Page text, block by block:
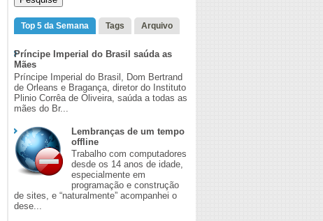
Top 5 da Semana Tags Arquivo
Príncipe Imperial do Brasil saúda as
Mães
Príncipe Imperial do Brasil, Dom Bertrand
de Orleans e Bragança, diretor do Instituto
Plinio Corrêa de Oliveira, saúda a todas as
mães do Br...
Lembranças de um tempo
offline
Trabalho com computadores
desde os 14 anos de idade,
especialmente em
programação e construção
de sites, e “naturalmente” acompanhei o
dese...